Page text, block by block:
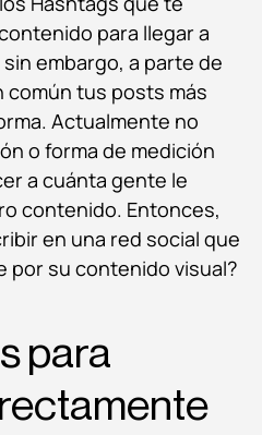
para llegar a
embargo, a parte de
tus posts más
Actualmente no
o forma de medición
a cuánta gente le
contenido. Entonces,
en una red social que
por su contenido visual?
para